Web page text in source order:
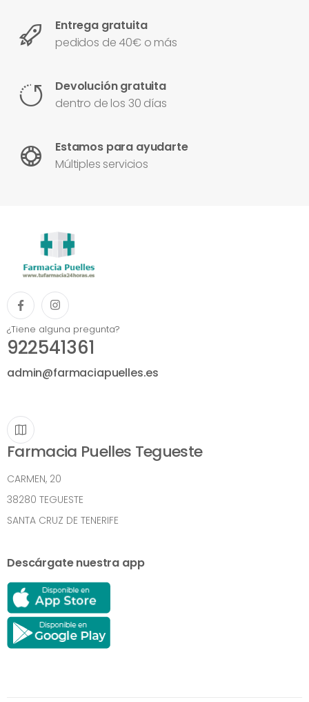
Entrega gratuita
pedidos de 40€ o más
Devolución gratuita
dentro de los 30 días
Estamos para ayudarte
Múltiples servicios
¿Tiene alguna pregunta?
922541361
admin@farmaciapuelles.es
Farmacia Puelles Tegueste
CARMEN, 20
38280 TEGUESTE
SANTA CRUZ DE TENERIFE
Descárgate nuestra app